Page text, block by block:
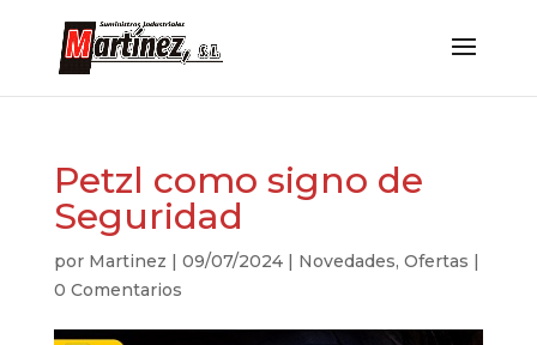
Petzl como signo de
Seguridad
por Martinez | 09/07/2024| Novedades, Ofertas |
0 Comentarios